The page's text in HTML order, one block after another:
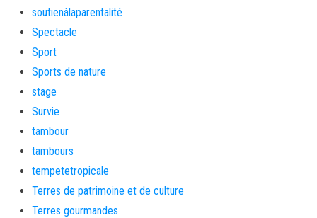
soutienàlaparentalité
Spectacle
Sport
Sports de nature
stage
Survie
tambour
tambours
tempetetropicale
Terres de patrimoine et de culture
Terres gourmandes